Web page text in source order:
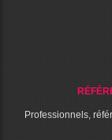
Professionnels,